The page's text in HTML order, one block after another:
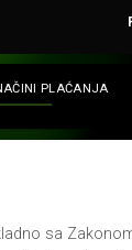
PLAĆANJA
sa